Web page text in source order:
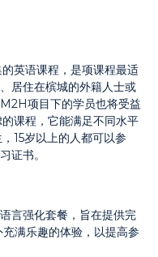
英语课程，是项课程最适
居住在槟城的外籍人士或
项目下的学员也将受益
课程，它能满足不同水平
15岁以上的人都可以参
证书。
言强化套餐，旨在提供完
满乐趣的体验，以提高参